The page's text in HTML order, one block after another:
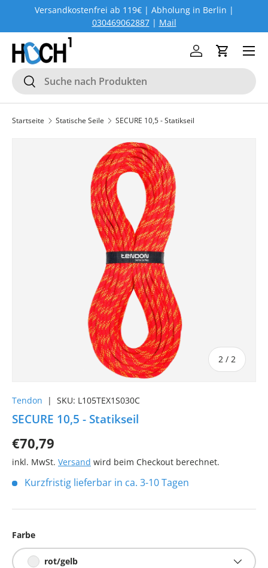
DIREKT ZUM INHALT
Versandkostenfrei ab 119€ | Abholung in Berlin |
030469062887| Mail
Suchen
Suchen
Einloggen
Menü
Startseite Statische Seile SECURE 10,5 - Statikseil
Bild 2 ist nun in der Galerieansicht verfügbar
2 / von
2
Tendon | SKU: L105TEX1S030C
SECURE 10,5 - Statikseil
€70,79
inkl. MwSt. Versand wird beim Checkout berechnet.
Kurzfristig lieferbar in ca. 3-10 Tagen
Farbe
rot/gelb